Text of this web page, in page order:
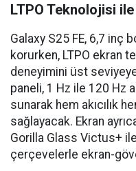
LTPO Teknolojisi
Galaxy S25 FE, 6,7 inç
korurken, LTPO ekran
deneyimini üst
paneli, 1 Hz ile 120 Hz
sunarak hem akıcılık
sağlayacak. Ekran
Gorilla Glass Victus+
çerçevelerle ekran-